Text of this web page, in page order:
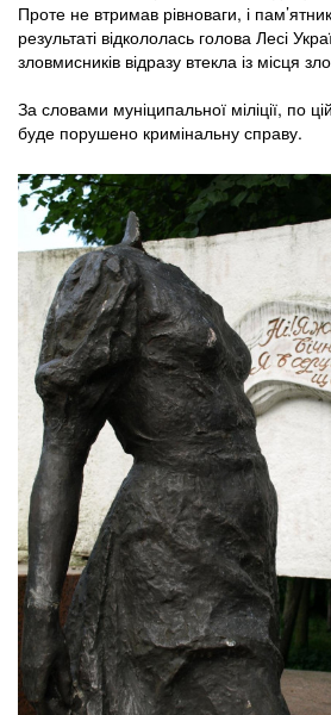
Проте не втримав рівноваги, і
результаті відкололась голова Лесі
зловмисників відразу втекла із місця
За словами муніципальної міліції, по
буде порушено кримінальну справу.